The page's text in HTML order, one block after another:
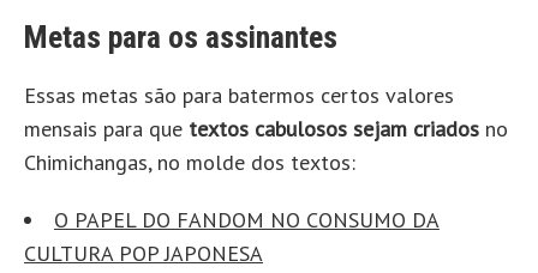
Metas para os assinantes
Essas metas são para batermos certos valores
mensais para que textos cabulosos sejam criados no
Chimichangas, no molde dos textos:
O PAPEL DO FANDOM NO CONSUMO DA
CULTURA POP JAPONESA